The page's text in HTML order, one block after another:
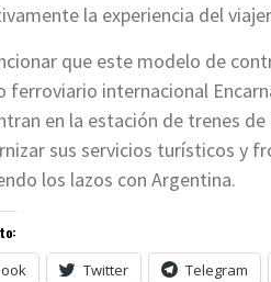
la experiencia del
que este modelo de
ferroviario internacional
en la estación de trenes
sus servicios turísticos y
los lazos con Argentina.
Twitter Telegram